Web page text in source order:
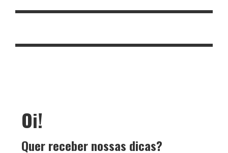
Oi!
Quer receber nossas dicas?